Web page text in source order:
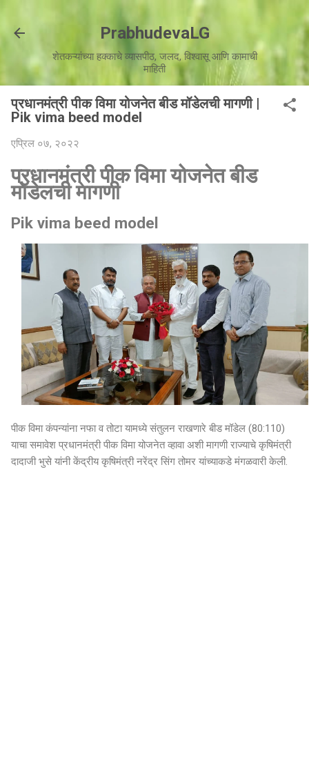
मुख्य सामग्रीवर वगळा
PrabhudevaLG
शेतकऱ्यांच्या हक्काचे व्यासपीठ, जलद, विश्वासू आणि कामाची
माहिती
प्रधानमंत्री पीक विमा योजनेत बीड मॉडेलची मागणी |
Pik vima beed model
एप्रिल ०७, २०२२
प्रधानमंत्री पीक विमा योजनेत बीड
मॉडेलची मागणी
Pik vima beed model
पीक विमा कंपन्यांना नफा व तोटा यामध्ये संतुलन राखणारे बीड मॉडेल (80:110)
याचा समावेश प्रधानमंत्री पीक विमा योजनेत व्हावा अशी मागणी राज्याचे कृषिमंत्री
दादाजी भुसे यांनी केंद्रीय कृषिमंत्री नरेंद्र सिंग तोमर यांच्याकडे मंगळवारी केली.